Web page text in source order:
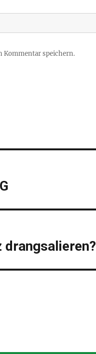
Kommentar speichern.
drangsalieren?